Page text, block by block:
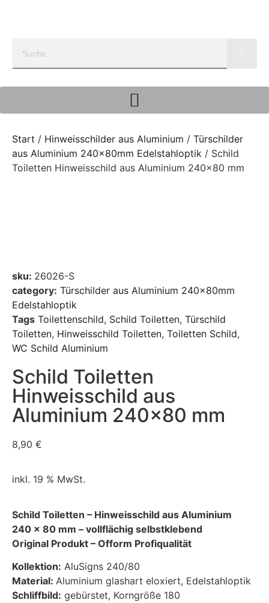
Start / Hinweisschilder aus Aluminium / Türschilder
aus Aluminium 240x80mm Edelstahloptik / Schild
Toiletten Hinweisschild aus Aluminium 240×80 mm
sku: 26026-S
category: Türschilder aus Aluminium 240x80mm
Edelstahloptik
Tags Toilettenschild, Schild Toiletten, Türschild
Toiletten, Hinweisschild Toiletten, Toiletten Schild,
WC Schild Aluminium
Schild Toiletten
Hinweisschild aus
Aluminium 240×80 mm
8,90 €
inkl. 19 % MwSt.
Schild Toiletten – Hinweisschild aus Aluminium
240 x 80 mm – vollflächig selbstklebend
Original Produkt – Ofform Profiqualität
Kollektion: AluSigns 240/80
Material: Aluminium glashart eloxiert, Edelstahloptik
Schliffbild: gebürstet, Korngröße 180